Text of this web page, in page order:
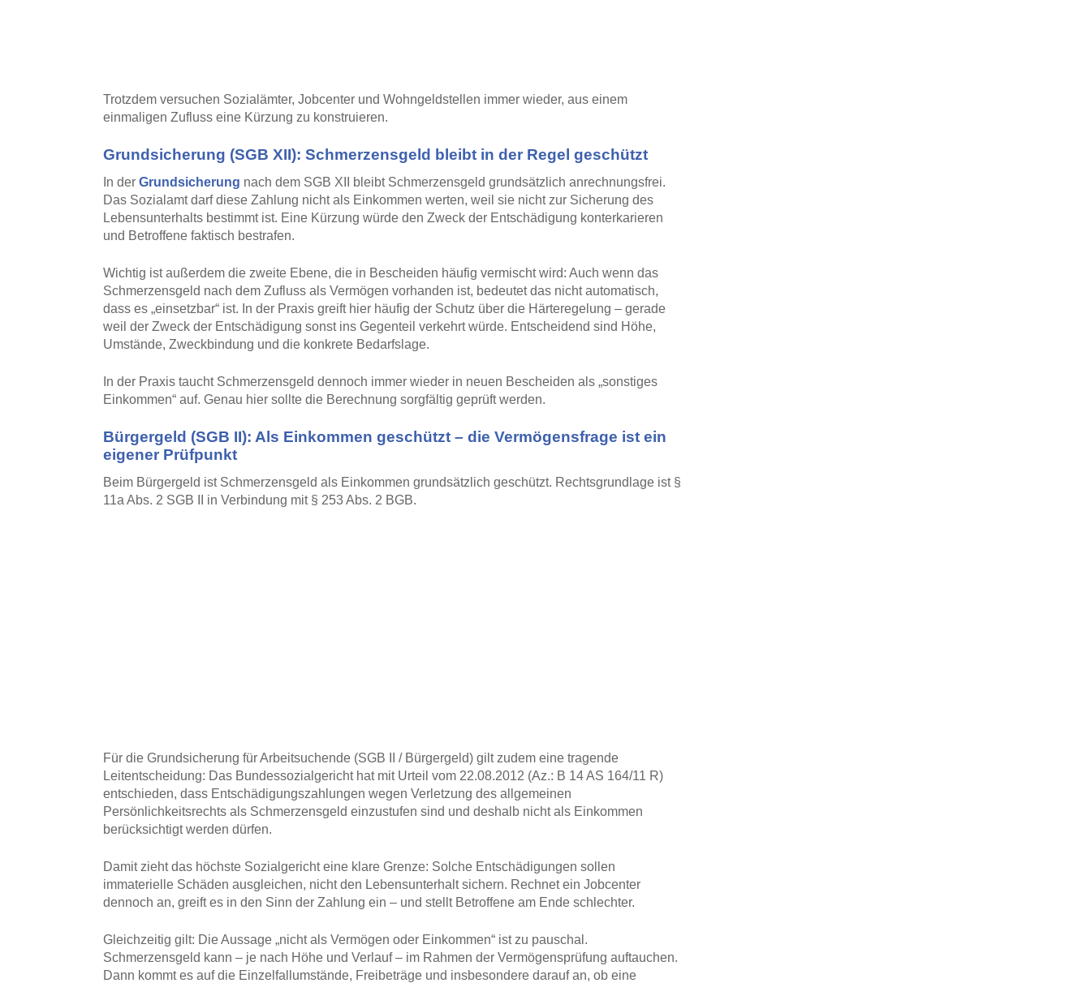
Trotzdem versuchen Sozialämter, Jobcenter und Wohngeldstellen immer wieder, aus einem
einmaligen Zufluss eine Kürzung zu konstruieren.
Grundsicherung (SGB XII): Schmerzensgeld bleibt in der Regel geschützt
In der Grundsicherung nach dem SGB XII bleibt Schmerzensgeld grundsätzlich anrechnungsfrei.
Das Sozialamt darf diese Zahlung nicht als Einkommen werten, weil sie nicht zur Sicherung des
Lebensunterhalts bestimmt ist. Eine Kürzung würde den Zweck der Entschädigung konterkarieren
und Betroffene faktisch bestrafen.
Wichtig ist außerdem die zweite Ebene, die in Bescheiden häufig vermischt wird: Auch wenn das
Schmerzensgeld nach dem Zufluss als Vermögen vorhanden ist, bedeutet das nicht automatisch,
dass es „einsetzbar“ ist. In der Praxis greift hier häufig der Schutz über die Härteregelung – gerade
weil der Zweck der Entschädigung sonst ins Gegenteil verkehrt würde. Entscheidend sind Höhe,
Umstände, Zweckbindung und die konkrete Bedarfslage.
In der Praxis taucht Schmerzensgeld dennoch immer wieder in neuen Bescheiden als „sonstiges
Einkommen“ auf. Genau hier sollte die Berechnung sorgfältig geprüft werden.
Bürgergeld (SGB II): Als Einkommen geschützt – die Vermögensfrage ist ein
eigener Prüfpunkt
Beim Bürgergeld ist Schmerzensgeld als Einkommen grundsätzlich geschützt. Rechtsgrundlage ist §
11a Abs. 2 SGB II in Verbindung mit § 253 Abs. 2 BGB.
Für die Grundsicherung für Arbeitsuchende (SGB II / Bürgergeld) gilt zudem eine tragende
Leitentscheidung: Das Bundessozialgericht hat mit Urteil vom 22.08.2012 (Az.: B 14 AS 164/11 R)
entschieden, dass Entschädigungszahlungen wegen Verletzung des allgemeinen
Persönlichkeitsrechts als Schmerzensgeld einzustufen sind und deshalb nicht als Einkommen
berücksichtigt werden dürfen.
Damit zieht das höchste Sozialgericht eine klare Grenze: Solche Entschädigungen sollen
immaterielle Schäden ausgleichen, nicht den Lebensunterhalt sichern. Rechnet ein Jobcenter
dennoch an, greift es in den Sinn der Zahlung ein – und stellt Betroffene am Ende schlechter.
Gleichzeitig gilt: Die Aussage „nicht als Vermögen oder Einkommen“ ist zu pauschal.
Schmerzensgeld kann – je nach Höhe und Verlauf – im Rahmen der Vermögensprüfung auftauchen.
Dann kommt es auf die Einzelfallumstände, Freibeträge und insbesondere darauf an, ob eine